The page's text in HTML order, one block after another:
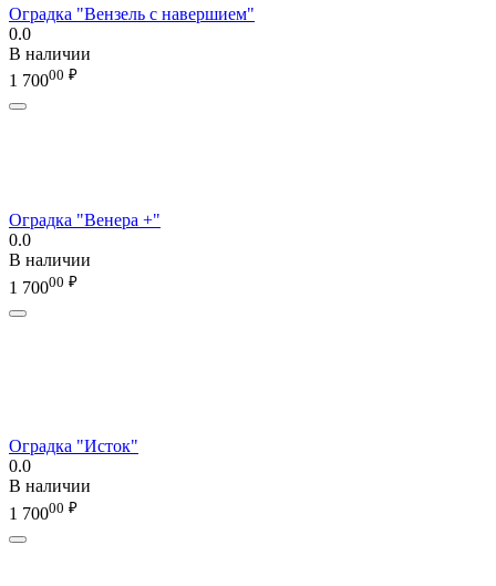
Оградка "Вензель с навершием"
0.0
В наличии
1 70000 ₽
Оградка "Венера +"
0.0
В наличии
1 70000 ₽
Оградка "Исток"
0.0
В наличии
1 70000 ₽